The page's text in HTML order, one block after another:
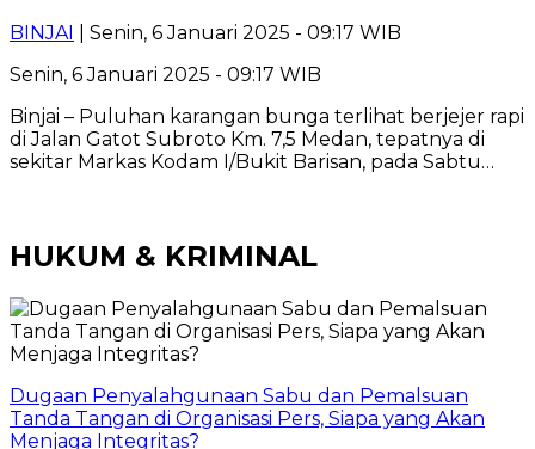
BINJAI
| Senin, 6 Januari 2025 - 09:17 WIB
Senin, 6 Januari 2025 - 09:17 WIB
Binjai – Puluhan karangan bunga terlihat berjejer rapi
di Jalan Gatot Subroto Km. 7,5 Medan, tepatnya di
sekitar Markas Kodam I/Bukit Barisan, pada Sabtu…
HUKUM & KRIMINAL
Dugaan Penyalahgunaan Sabu dan Pemalsuan
Tanda Tangan di Organisasi Pers, Siapa yang Akan
Menjaga Integritas?